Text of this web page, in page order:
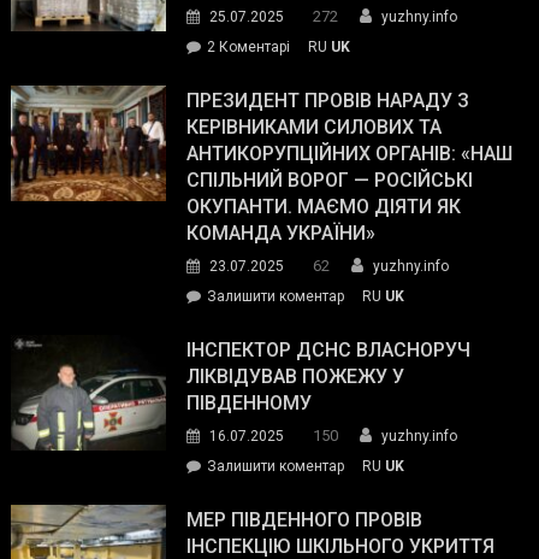
The
Street
Journal.
25.07.2025 272
yuzhny.info
2 Коментарі
Південному
працівникам
ОПЗ
з
матеріального
резерву
гуманітарну
допомогу
RU UK
ПРЕЗИДЕНТ ПРОВІВ НАРАДУ З
КЕРІВНИКАМИ СИЛОВИХ ТА
АНТИКОРУПЦІЙНИХ ОРГАНІВ: «НАШ
СПІЛЬНИЙ ВОРОГ — РОСІЙСЬКІ
ОКУПАНТИ. МАЄМО ДІЯТИ ЯК
КОМАНДА УКРАЇНИ»
23.07.2025 62
yuzhny.info
Залишити коментарon
провів
нараду
силових
та
органів:
«Наш
RU UK
ІНСПЕКТОР ДСНС ВЛАСНОРУЧ
ЛІКВІДУВАВ ПОЖЕЖУ У
ПІВДЕННОМУ
16.07.2025 150
yuzhny.info
Залишити коментарon
ДСНС
власноруч
RU UK
МЕР ПІВДЕННОГО ПРОВІВ
ІНСПЕКЦІЮ ШКІЛЬНОГО УКРИТТЯ